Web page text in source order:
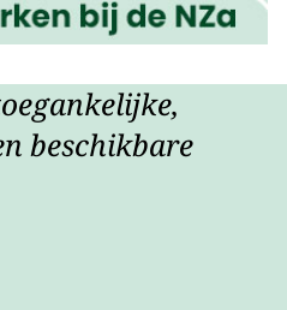
beschikbare